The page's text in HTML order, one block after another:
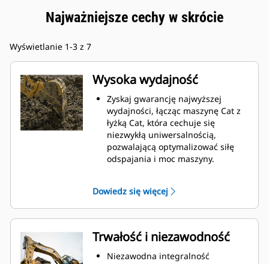
Najważniejsze cechy w skrócie
Wyświetlanie 1-3 z 7
Wysoka wydajność
Zyskaj gwarancję najwyższej
wydajności, łącząc maszynę Cat z
łyżką Cat, która cechuje się
niezwykłą uniwersalnością,
pozwalającą optymalizować siłę
odspajania i moc maszyny.
materiału na łyżkę. Zwiększony
prześwit lemiesza zapewnia
zmniejszony opór dolnej części
łyżki, co obniża koszty związane z
konserwacją.
Zużycie paliwa jest najwyższe
Dowiedz się więcej
Trwałość i niezawodność
Niezawodna integralność